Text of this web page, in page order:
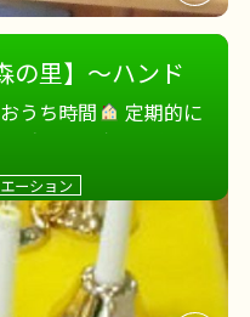
の里】～ハンド
うち時間
定期的に
手つきで奏でられま
ホームを包みます
市にあるサンライ
越し […]
ーション